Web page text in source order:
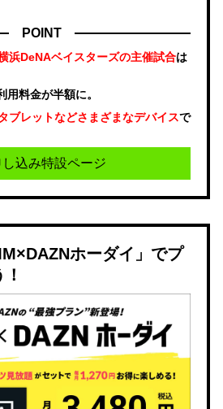
POINT
浜DeNAベイスターズの主催試合は
料金が半額に。
ブレットなどさまざまなデバイスで
し込み特設ページ
ホーダイ」でプ